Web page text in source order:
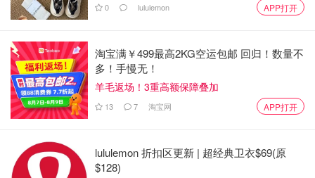
0 lululemon APP打开
淘宝满￥499最高2KG空运包邮 回归！数量不
多！手慢无！
羊毛返场！3重高额保障叠加
13 7 淘宝网 APP打开
lululemon 折扣区更新 | 超经典卫衣$69(原
$128)